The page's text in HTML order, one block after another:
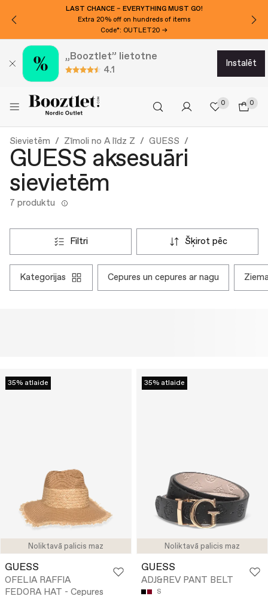
LAST CHANCE – EVERYTHING MUST GO!
Extra 20% off on hundreds of items
Code*: OUTLET20 →
„Booztlet” lietotne
4.1
instalēt
0 0
Sievietēm Zīmoli no A līdz Z GUESS
GUESS aksesuāri
sievietēm
7 produktu
filtri šķirot pēc
kategorijas cepures un cepures ar nagu
Noliktavā palicis maz
35% atlaide
GUESS
OFELIA RAFFIA
FEDORA HAT - Cepures
Noliktavā palicis maz
35% atlaide
GUESS
ADJ&REV PANT BELT
S